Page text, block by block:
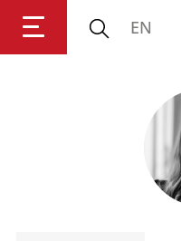
EN